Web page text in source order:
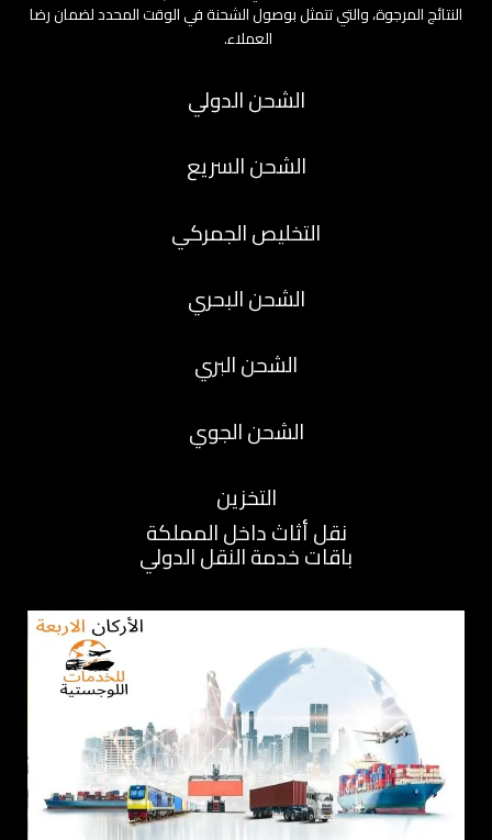
النتائج المرجوة، والتي تتمثل بوصول الشحنة في الوقت المحدد لضمان رضا
العملاء.
الشحن الدولي
الشحن السريع
التخليص الجمركي
الشحن البحري
الشحن البري
الشحن الجوي
التخزين
نقل أثاث داخل المملكة
باقات خدمة النقل الدولي